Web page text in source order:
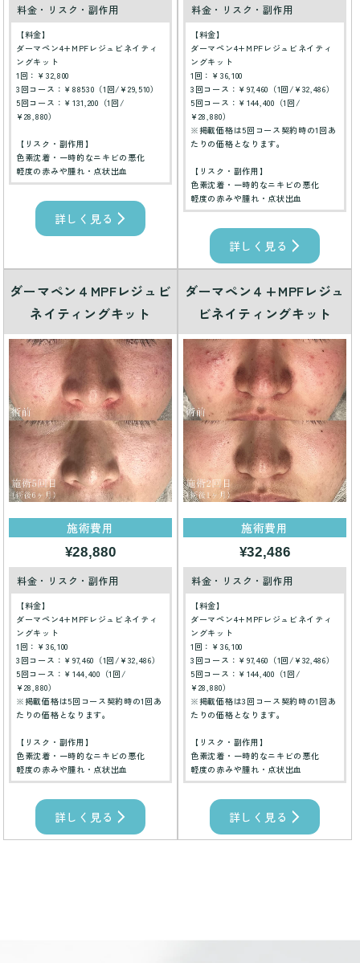
料金・リスク・副作用
【料金】
ダーマペン4+MPFレジュビネイティ
ングキット
1回：￥32,800
3回コース：￥88530（1回/¥29,510）
5回コース：￥131,200（1回/
¥28,880）
【リスク・副作用】
色素沈着・一時的なニキビの悪化
軽度の赤みや腫れ・点状出血
詳しく見る
料金・リスク・副作用
【料金】
ダーマペン4+MPFレジュビネイティ
ングキット
1回：￥36,100
3回コース：￥97,460（1回/¥32,486）
5回コース：￥144,400（1回/
¥28,880）
※掲載価格は5回コース契約時の1回あ
たりの価格となります。
【リスク・副作用】
色素沈着・一時的なニキビの悪化
軽度の赤みや腫れ・点状出血
詳しく見る
ダーマペン４MPFレジュビ
ネイティングキット
施術費用
¥28,880
料金・リスク・副作用
【料金】
ダーマペン4+MPFレジュビネイティ
ングキット
1回：￥36,100
3回コース：￥97,460（1回/¥32,486）
5回コース：￥144,400（1回/
¥28,880）
※掲載価格は5回コース契約時の1回あ
たりの価格となります。
【リスク・副作用】
色素沈着・一時的なニキビの悪化
軽度の赤みや腫れ・点状出血
詳しく見る
ダーマペン４+MPFレジュ
ビネイティングキット
施術費用
¥32,486
料金・リスク・副作用
【料金】
ダーマペン4+MPFレジュビネイティ
ングキット
1回：￥36,100
3回コース：￥97,460（1回/¥32,486）
5回コース：￥144,400（1回/
¥28,880）
※掲載価格は3回コース契約時の1回あ
たりの価格となります。
【リスク・副作用】
色素沈着・一時的なニキビの悪化
軽度の赤みや腫れ・点状出血
詳しく見る